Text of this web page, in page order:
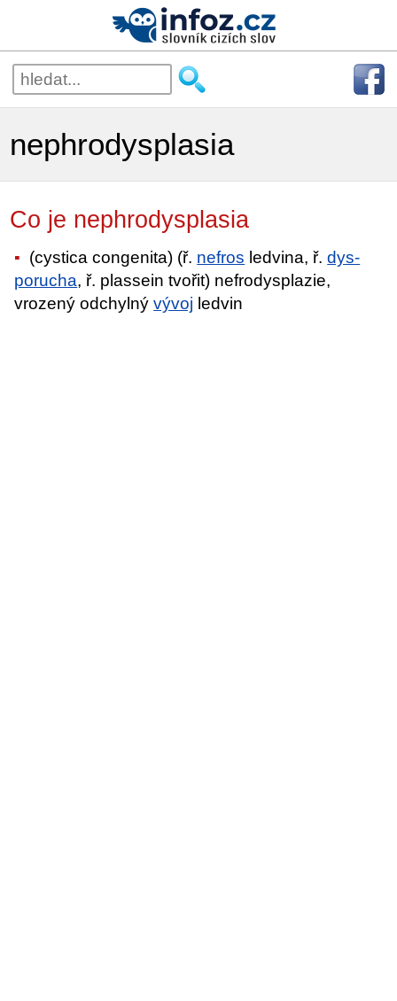
nephrodysplasia
Co je nephrodysplasia
(cystica congenita) (ř. nefros ledvina, ř.dys-
porucha, ř. plassein tvořit) nefrodysplazie,
vrozený odchylnývývoj ledvin